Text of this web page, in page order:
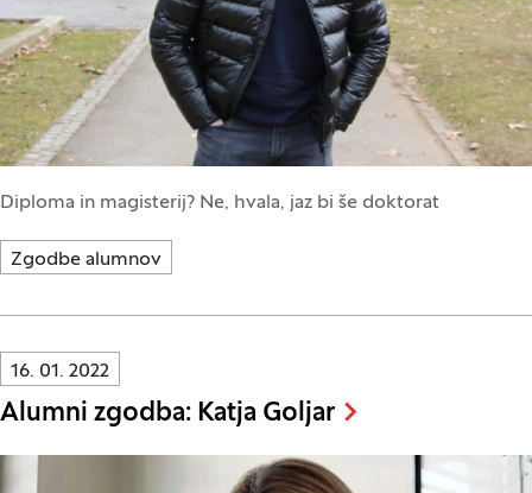
Diploma in magisterij? Ne, hvala, jaz bi še doktorat
Zgodbe alumnov
Innovatif\Page\NewsListPage.DATE_A11Y:
16. 01. 2022
Alumni zgodba: Katja Goljar